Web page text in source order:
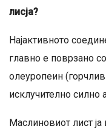
лисја?
Најактивното
главно е поврзано
олеуропеин
исклучително силно
Маслиновиот лист ја